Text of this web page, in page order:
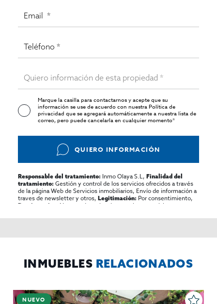
Marque la casilla para contactarnos y acepte que su
información se use de acuerdo con nuestraPolítica de
privacidadque se agregará automáticamente a nuestra lista de
correo, pero puede cancelarla en cualquier momento*
QUIERO INFORMACIÓN
Responsable del tratamiento: Inmo Olaya S.L,Finalidad del
tratamiento: Gestión y control de los servicios ofrecidos a través
de la página Web de Servicios inmobiliarios, Envío de información a
traves de newsletter y otros,Legitimación: Por consentimiento,
Destinatarios:
No se cederan los datos, salvo para elaborar
rectificar y suprimir los datos, solicitar la portabilidad de los
INMUEBLES RELACIONADOS
NUEVO